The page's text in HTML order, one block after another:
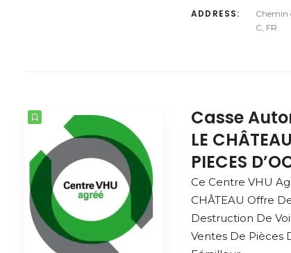
ADDRESS:
Chemin
C, FR
Casse
LE
PIECES
Ce Centre VHU
CHÂTEAU Offre
Destruction De
Ventes De Pièces